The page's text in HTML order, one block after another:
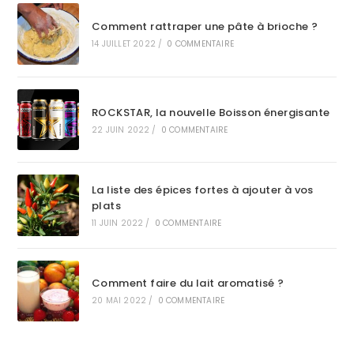
Comment rattraper une pâte à brioche ?
14 JUILLET 2022 / 0 COMMENTAIRE
ROCKSTAR, la nouvelle Boisson énergisante
22 JUIN 2022 / 0 COMMENTAIRE
La liste des épices fortes à ajouter à vos
plats
11 JUIN 2022 / 0 COMMENTAIRE
Comment faire du lait aromatisé ?
20 MAI 2022 / 0 COMMENTAIRE